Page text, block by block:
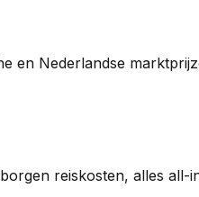
en Nederlandse
reiskosten, alles all-